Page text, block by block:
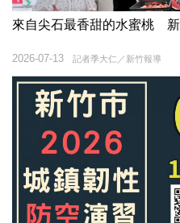
來自尖石最香甜的水蜜桃
記者季大仁／新竹報導
2026-07-13